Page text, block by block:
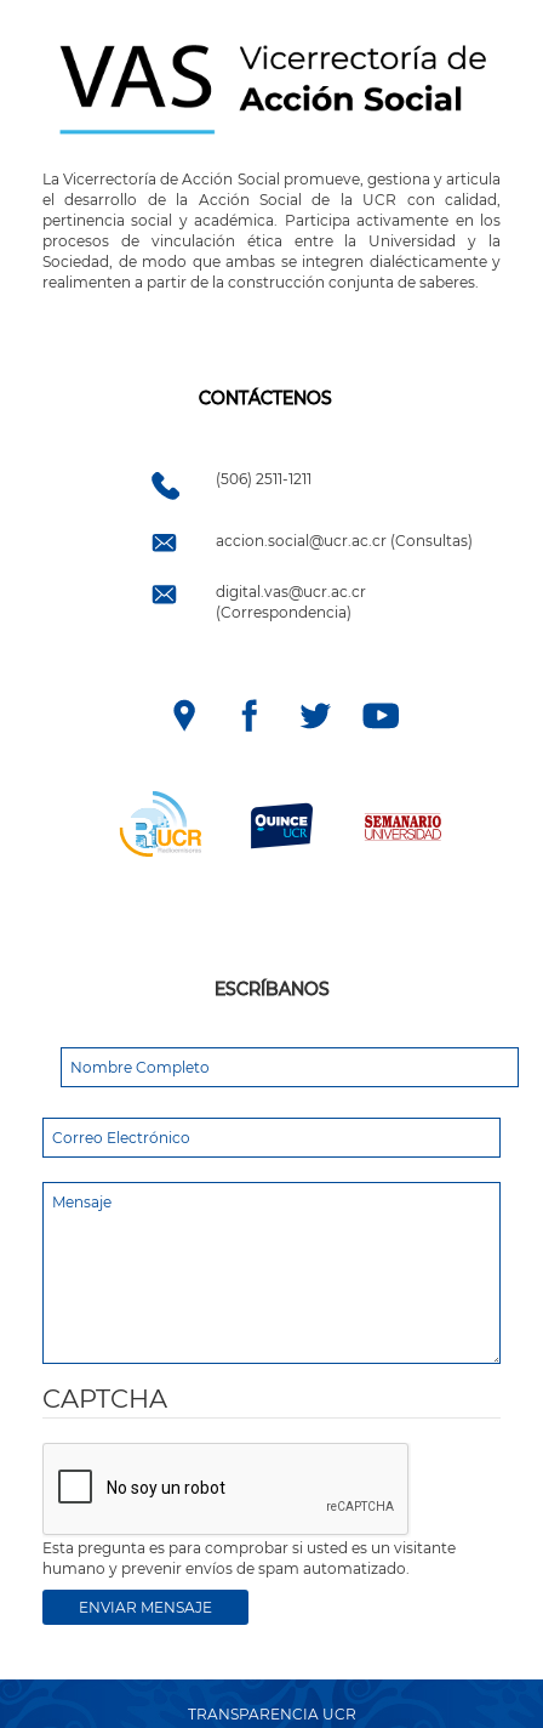
La Vicerrectoría de Acción Social promueve, gestiona y articula
el desarrollo de la Acción Social de la UCR con calidad,
pertinencia social y académica. Participa activamente en los
procesos de vinculación ética entre la Universidad y la
Sociedad, de modo que ambas se integren dialécticamente y
realimenten a partir de la construcción conjunta de saberes.
CONTÁCTENOS
(506) 2511-1211
accion.social@ucr.ac.cr (Consultas)
digital.vas@ucr.ac.cr
(Correspondencia)
ESCRÍBANOS
CAPTCHA
Esta pregunta es para comprobar si usted es un visitante
humano y prevenir envíos de spam automatizado.
TRANSPARENCIA UCR